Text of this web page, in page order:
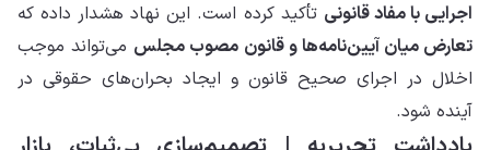
اجرایی با مفاد قانونی تأکید کرده است. این نهاد هشدار داده که
تعارض میان آیین‌نامه‌ها و قانون مصوب مجلس می‌تواند موجب
اخلال در اجرای صحیح قانون و ایجاد بحران‌های حقوقی در
آینده شود.